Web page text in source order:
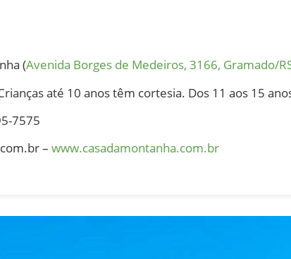
(Avenida Borges de Medeiros, 3166, Gramado/
até 10 anos têm cortesia. Dos 11 aos 15
7575
– www.casadamontanha.com.br